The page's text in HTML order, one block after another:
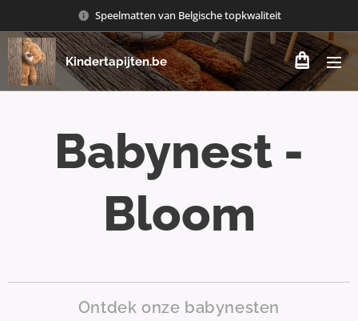
Speelmatten van Belgische topkwaliteit
Kindertapijten.be
Babynest -
Bloom
Ontdek onze babynesten